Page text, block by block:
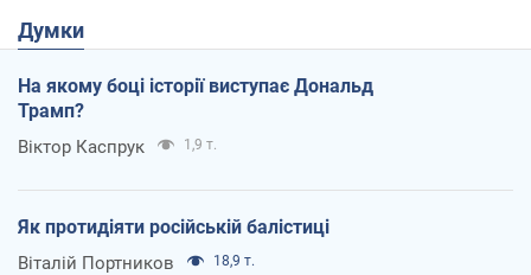
Думки
На якому боці історії виступає Дональд
Трамп?
Віктор Каспрук 1,9 т.
Як протидіяти російській балістиці
Віталій Портников 18,9 т.